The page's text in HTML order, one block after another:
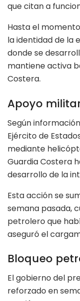
que citan a
Hasta el
la identidad de la
donde se
mantiene activa
Costera.
Apoyo
Según
Ejército de
mediante
Guardia Costera
desarrollo de la
Esta acción se
semana pasada,
petrolero que
aseguró el
Bloqueo
El gobierno del
reforzado en